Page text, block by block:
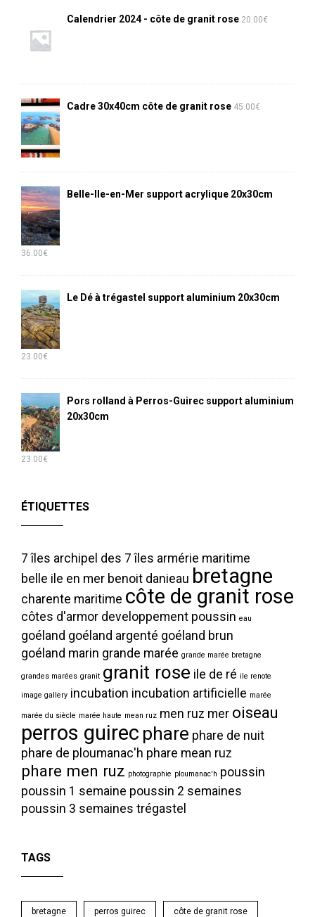
Calendrier 2024 - côte de granit rose 20.00€
Cadre 30x40cm côte de granit rose 45.00€
Belle-Ile-en-Mer support acrylique 20x30cm
36.00€
Le Dé à trégastel support aluminium 20x30cm
23.00€
Pors rolland à Perros-Guirec support aluminium
20x30cm
23.00€
ÉTIQUETTES
7 îles archipel des 7 îles armérie maritime
belle ile en mer benoit danieau bretagne
charente maritime côte de granit rose
côtes d'armor developpement poussin eau
goéland goéland argenté goéland brun
goéland marin grande marée grande marée bretagne
grandes marées granit granit rose ile de ré ile renote
image gallery incubation incubation artificielle marée
marée du siècle marée haute mean ruz men ruz mer oiseau
perros guirec phare phare de nuit
phare de ploumanac'h phare mean ruz
phare men ruz photographie ploumanac'h poussin
poussin 1 semaine poussin 2 semaines
poussin 3 semaines trégastel
TAGS
bretagne perros guirec côte de granit rose